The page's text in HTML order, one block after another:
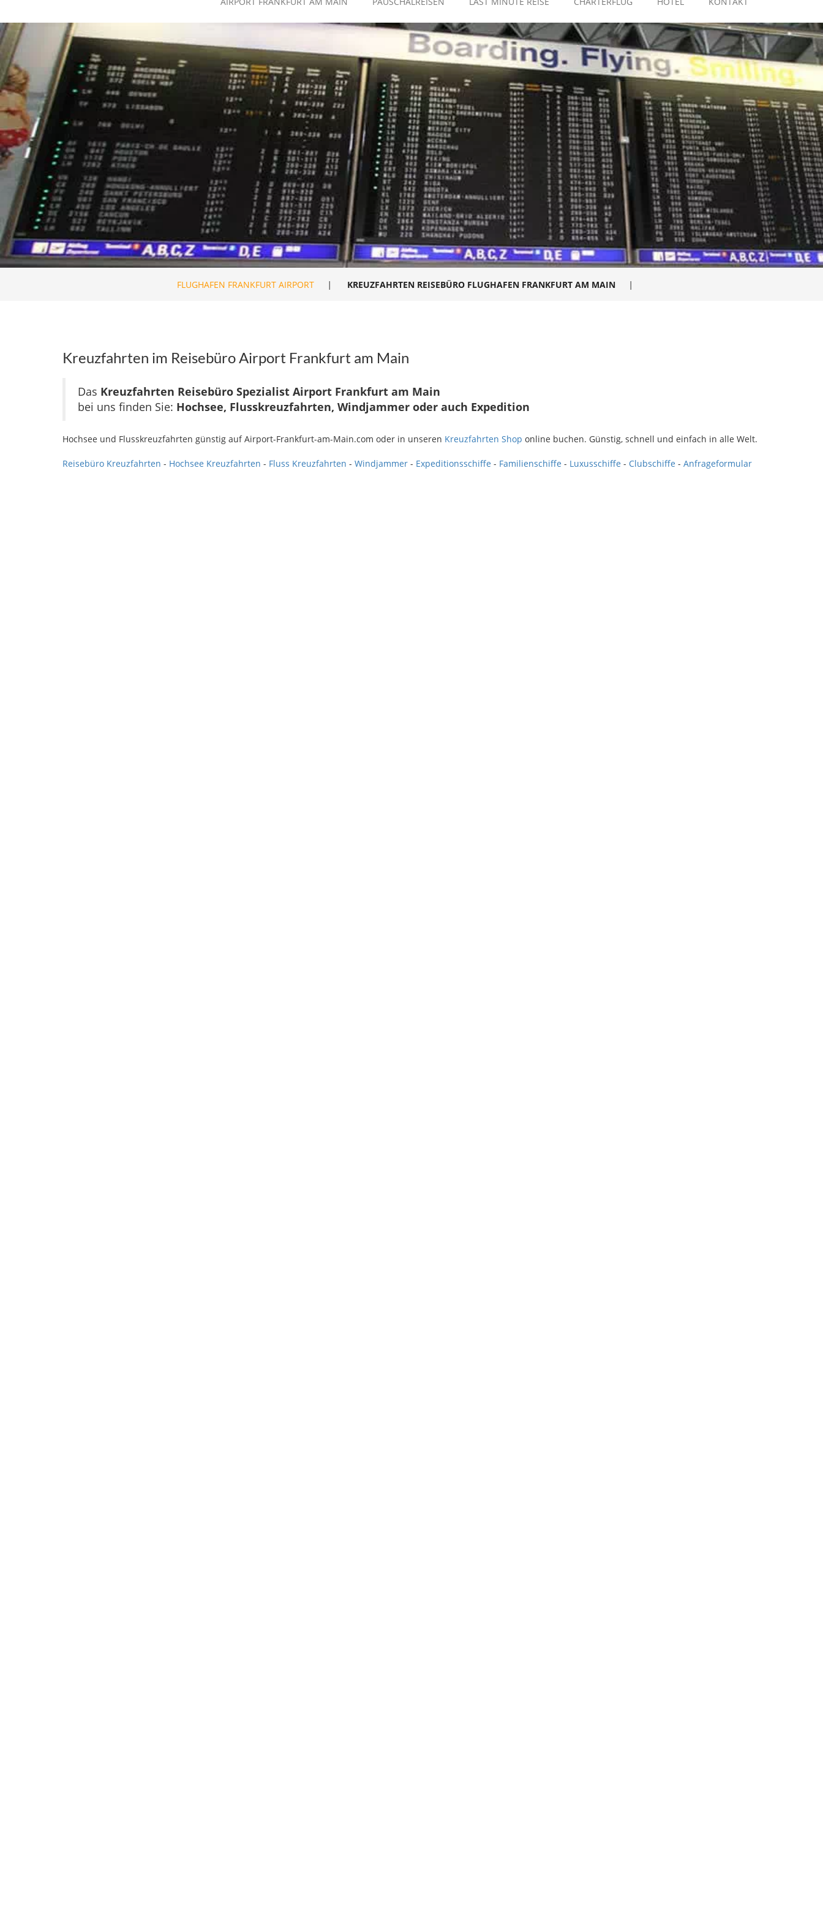
FLUGHAFEN FRANKFURT AIRPORT | KREUZFAHRTEN REISEBÜRO FLUGHAFEN FRANKFURT AM MAIN |
Kreuzfahrten im Reisebüro Airport Frankfurt am Main
Das Kreuzfahrten Reisebüro Spezialist Airport Frankfurt am Main
bei uns finden Sie: Hochsee, Flusskreuzfahrten, Windjammer oder auch Expedition
Hochsee und Flusskreuzfahrten günstig auf Airport-Frankfurt-am-Main.com oder in unseren Kreuzfahrten Shop online buchen. Günstig, schnell und einfach in alle Welt.
Reisebüro Kreuzfahrten - Hochsee Kreuzfahrten - Fluss Kreuzfahrten - Windjammer - Expeditionsschiffe - Familienschiffe - Luxusschiffe - Clubschiffe - Anfrageformular